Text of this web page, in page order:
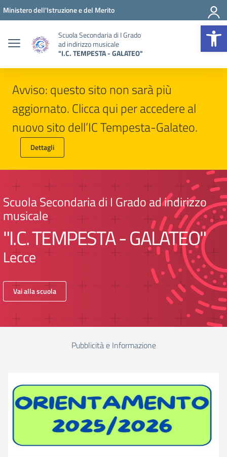
Vai ai contenuti
Vai al menu di navigazione
Vai al footer
Ministero dell'Istruzione e del Merito
Scuola Secondaria di I Grado
ad indirizzo musicale
"I.C. TEMPESTA - GALATEO"
Avviso: questo sito non sarà più
aggiornato. Clicca qui per accedere al
nuovo sito dell’IC Tempesta-Galateo.
Dettagli
Scuola Secondaria di I Grado ad indirizzo
musicale
"I.C. TEMPESTA - GALATEO"
Lecce
Vai alla scuola
Pubblicità e Informazione